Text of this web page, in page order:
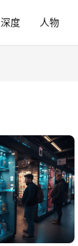
深度 人物